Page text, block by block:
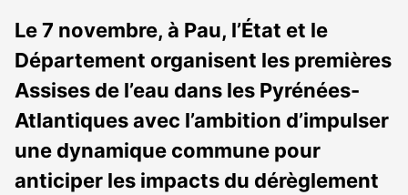
abonnés
Le 7 novembre, à Pau, l’État et le
Département organisent les premières
Assises de l’eau dans les Pyrénées-
Atlantiques avec l’ambition d’impulser
une dynamique commune pour
anticiper les impacts du dérèglement